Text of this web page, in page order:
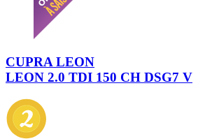
CUPRA LEON
LEON 2.0 TDI 150 CH DSG7 V